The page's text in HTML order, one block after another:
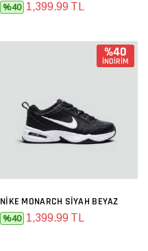
%40 1,399.99 TL
%40
İNDİRİM
NIKE MONARCH SIYAH BEYAZ
%40 1,399.99 TL